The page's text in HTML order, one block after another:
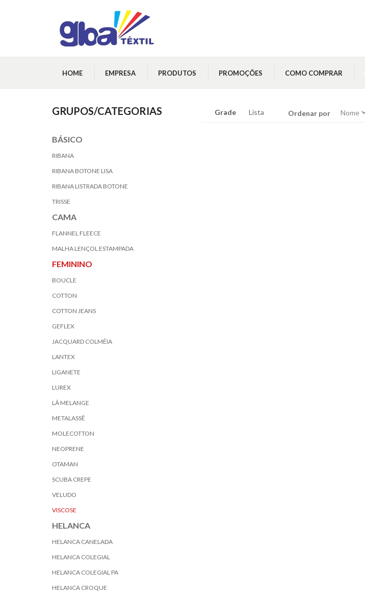
HOME EMPRESA PRODUTOS PROMOÇÕES COMO COMPRAR
GRUPOS/CATEGORIAS
BÁSICO
RIBANA
RIBANA BOTONE LISA
RIBANA LISTRADA BOTONE
TRISSE
CAMA
FLANNEL FLEECE
MALHA LENÇOL ESTAMPADA
FEMININO
BOUCLE
COTTON
COTTON JEANS
GEFLEX
JACQUARD COLMÉIA
LANTEX
LIGANETE
LUREX
LÃ MELANGE
METALASSÊ
MOLECOTTON
NEOPRENE
OTAMAN
SCUBA CREPE
VELUDO
VISCOSE
HELANCA
HELANCA CANELADA
HELANCA COLEGIAL
HELANCA COLEGIAL PA
HELANCA CROQUE
Grade Lista Ordenar por